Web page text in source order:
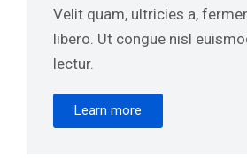
Velit quam, ultricies a,
libero. Ut congue nisl
lectur.
Learn more